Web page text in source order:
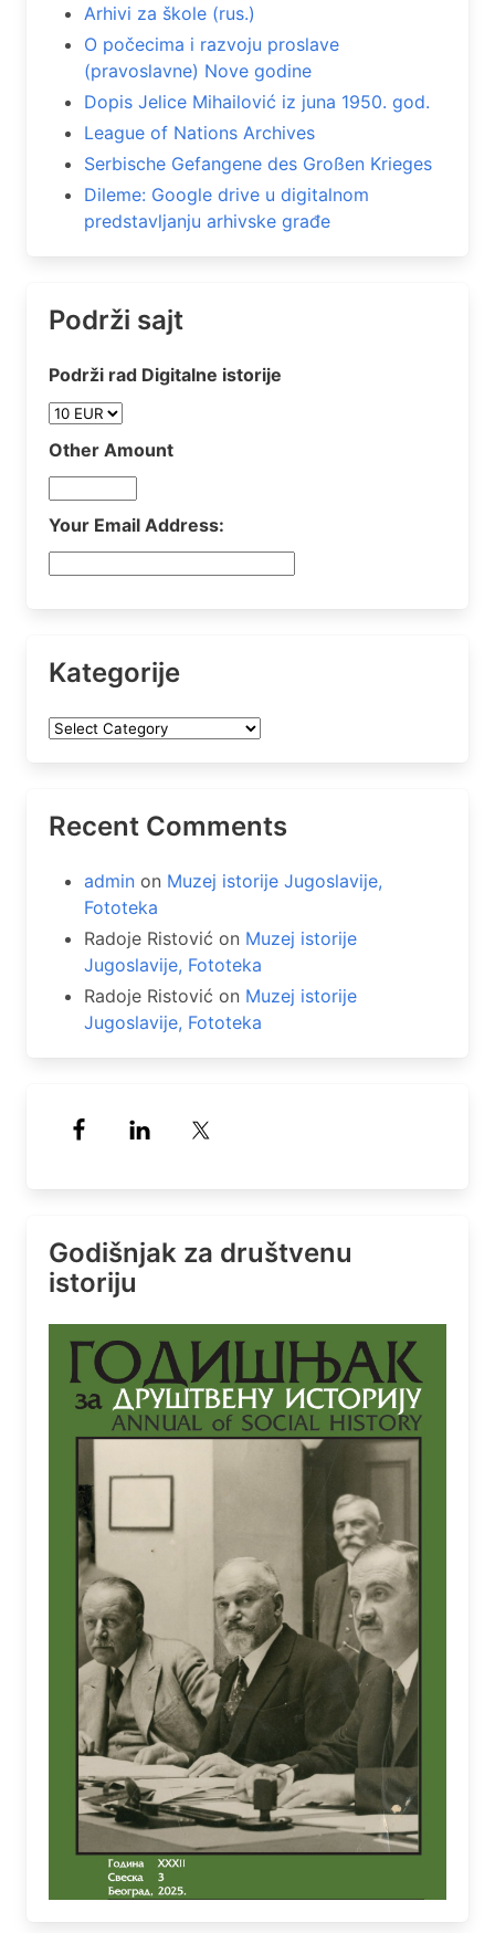
Arhivi za škole (rus.)
O počecima i razvoju proslave
(pravoslavne) Nove godine
Dopis Jelice Mihailović iz juna 1950. god.
League of Nations Archives
Serbische Gefangene des Großen Krieges
Dileme: Google drive u digitalnom
predstavljanju arhivske građe
Podrži sajt
Podrži rad Digitalne istorije
Other Amount
Your Email Address:
Kategorije
Kategorije
Recent Comments
admin on Muzej istorije Jugoslavije,
Fototeka
Radoje Ristović on Muzej istorije
Jugoslavije, Fototeka
Radoje Ristović on Muzej istorije
Jugoslavije, Fototeka
Godišnjak za društvenu
istoriju